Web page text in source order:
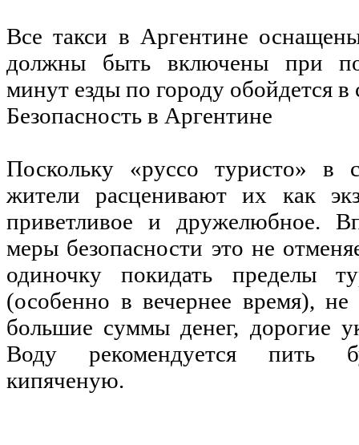
Все такси в Аргентине
должны быть включены при
минут езды по городу обойдется
Безопасность в Аргентине
Поскольку «руссо туристо» в
жители расценивают их как
приветливое и дружелюбное.
меры безопасности это не
одиночку покидать пределы
(особенно в вечернее время),
большие суммы денег, дорогие
Воду рекомендуется пить
кипяченую.